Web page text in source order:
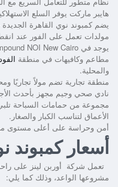
هايبر ماركت يوفر السلع
يضم كمبوند نوي القاهرة
مولدات تعمل على الفور عند
يوجد في Compound NOI New Cairo منطقة ألعاب ترفيهية مخصصة للأطفال.
مطاعم وكافيهات في منطقة
والمحلية.
منطقة تجارية تضم مولاً تجاريًا
نادي صحي وجيم مجهز بأحدث
مجموعة من حمامات السباحة تلبي
الأعماق لتناسب الكبار والصغار.
أمن وحراسة على أعلى مستوى من
أسعار كمبوند
تعمل شركة أوربن لينز على
مشروعها الواعد، وذلك كما يلي: